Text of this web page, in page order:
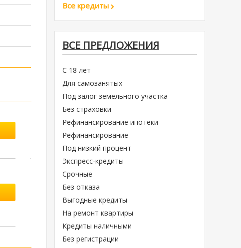
Все кредиты
ВСЕ ПРЕДЛОЖЕНИЯ
С 18 лет
Для самозанятых
Под залог земельного участка
Без страховки
Рефинансирование ипотеки
Рефинансирование
Под низкий процент
Экспресс-кредиты
Срочные
Без отказа
Выгодные кредиты
На ремонт квартиры
Кредиты наличными
Без регистрации